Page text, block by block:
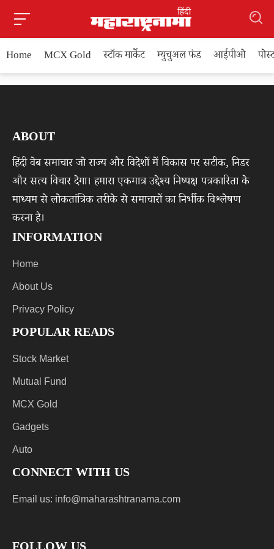
Home MCX Gold स्टॉक मार्केट म्युचुअल फंड आईपीओ
ABOUT
हिंदी वेब समाचार जो राज्य और विदेशों में विकास पर सटीक, निडर
और सत्य विचार देगा। हमारा एकमात्र उद्देश्य निष्पक्ष पत्रकारिता के
माध्यम से लोकतांत्रिक तरीके से समाचारों का निर्भीक विश्लेषण
करना है।
INFORMATION
Home
About Us
Privacy Policy
POPULAR READS
Stock Market
Mutual Fund
MCX Gold
Gadgets
Auto
CONNECT WITH US
Email us: info@maharashtranama.com